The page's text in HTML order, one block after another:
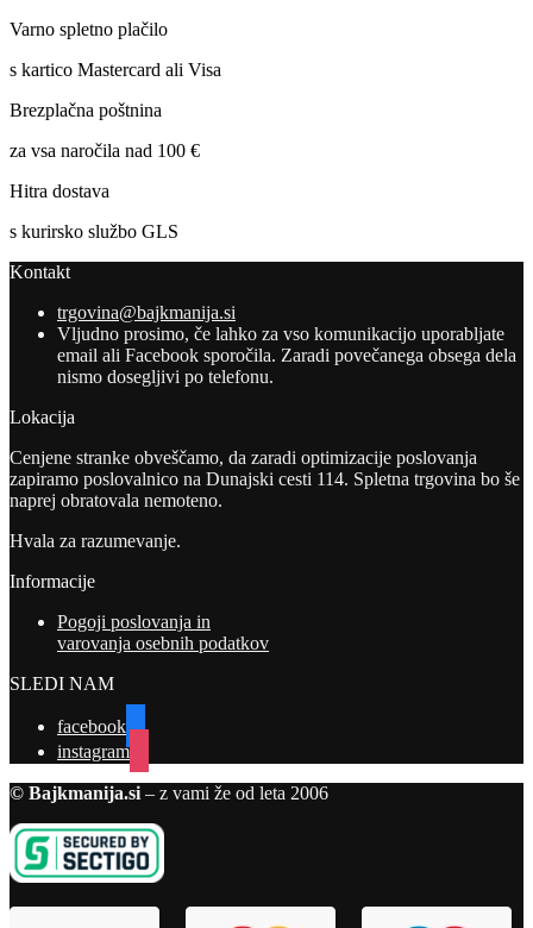
Varno spletno plačilo
s kartico Mastercard ali Visa
Brezplačna poštnina
za vsa naročila nad 100 €
Hitra dostava
s kurirsko službo GLS
Kontakt
trgovina@bajkmanija.si
Vljudno prosimo, če lahko za vso komunikacijo uporabljate
email ali Facebook sporočila. Zaradi povečanega obsega dela
nismo dosegljivi po telefonu.
Lokacija
Cenjene stranke obveščamo, da zaradi optimizacije poslovanja
zapiramo poslovalnico na Dunajski cesti 114. Spletna trgovina bo še
naprej obratovala nemoteno.
Hvala za razumevanje.
Informacije
Pogoji poslovanja in
varovanja osebnih podatkov
SLEDI NAM
facebook
instagram
© Bajkmanija.si – z vami že od leta 2006